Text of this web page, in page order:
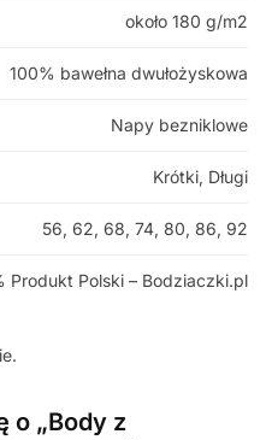
około 180 g/m2
100% bawełna dwułożyskowa
Napy bezniklowe
Krótki, Długi
56, 62, 68, 74, 80, 86, 92
Produkt Polski – Bodziaczki.pl
o „Body z